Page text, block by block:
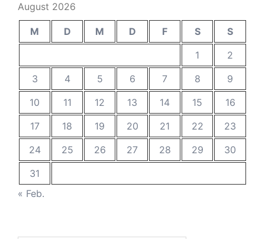
August 2026
M D M D F S
S
1
2
3
4 5 6 7 8
9
10
11 12 13 14 15
16
17
18 19 20 21 22
23
24
25 26 27 28 29
30
31
« Feb.